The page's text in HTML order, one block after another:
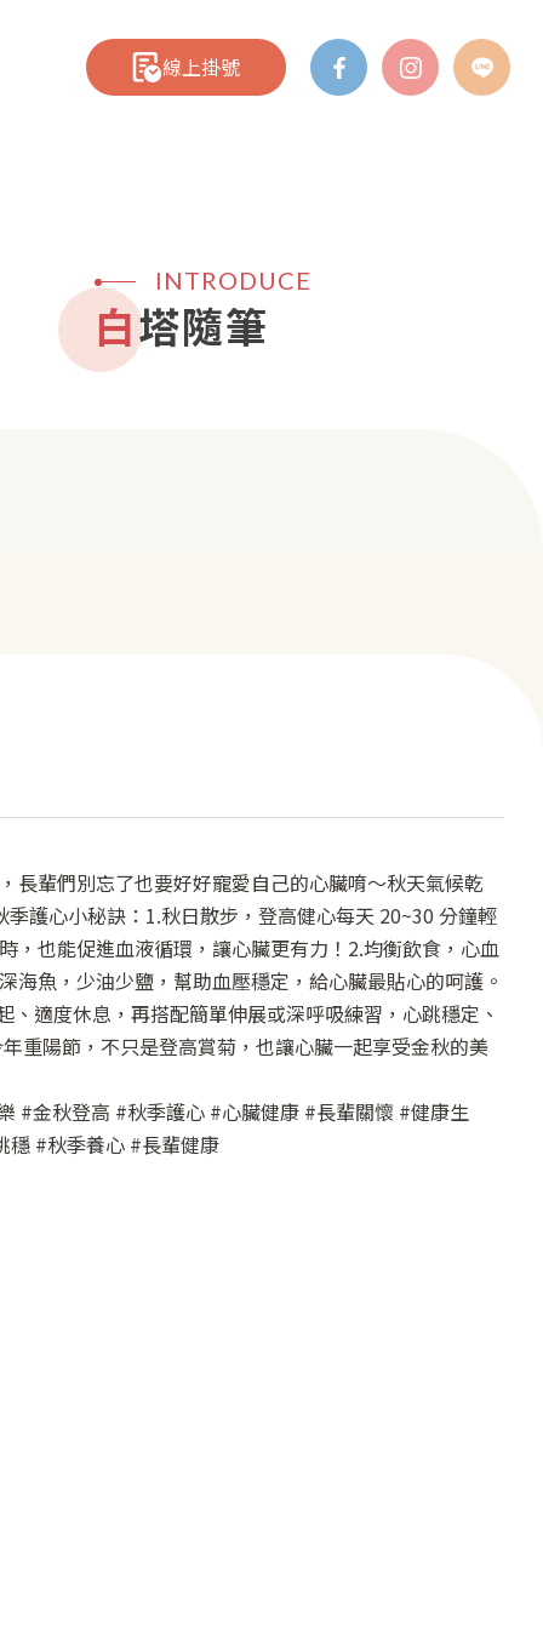
線上掛號
影音專區
CONTACT US
高雄市前鎮區中山二路46號
INTRODUCE
白塔隨筆
長輩們別忘了也要好好寵愛自己的心臟唷～秋天氣候乾
護心小秘訣：1.秋日散步，登高健心每天 20~30 分鐘輕
，也能促進血液循環，讓心臟更有力！2.均衡飲食，心血
海魚，少油少鹽，幫助血壓穩定，給心臟最貼心的呵護。
、適度休息，再搭配簡單伸展或深呼吸練習，心跳穩定、
重陽節，不只是登高賞菊，也讓心臟一起享受金秋的美
#金秋登高 #秋季護心 #心臟健康 #長輩關懷 #健康生
穩 #秋季養心 #長輩健康